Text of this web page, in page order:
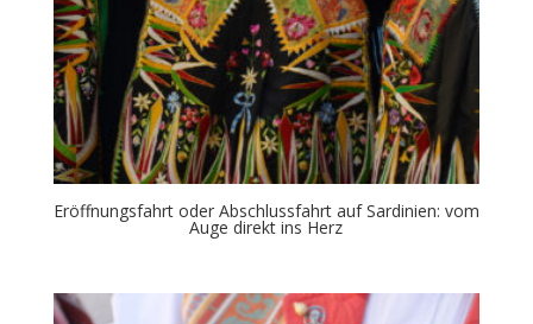
Eröffnungsfahrt oder Abschlussfahrt auf Sardinien: vom
Auge direkt ins Herz